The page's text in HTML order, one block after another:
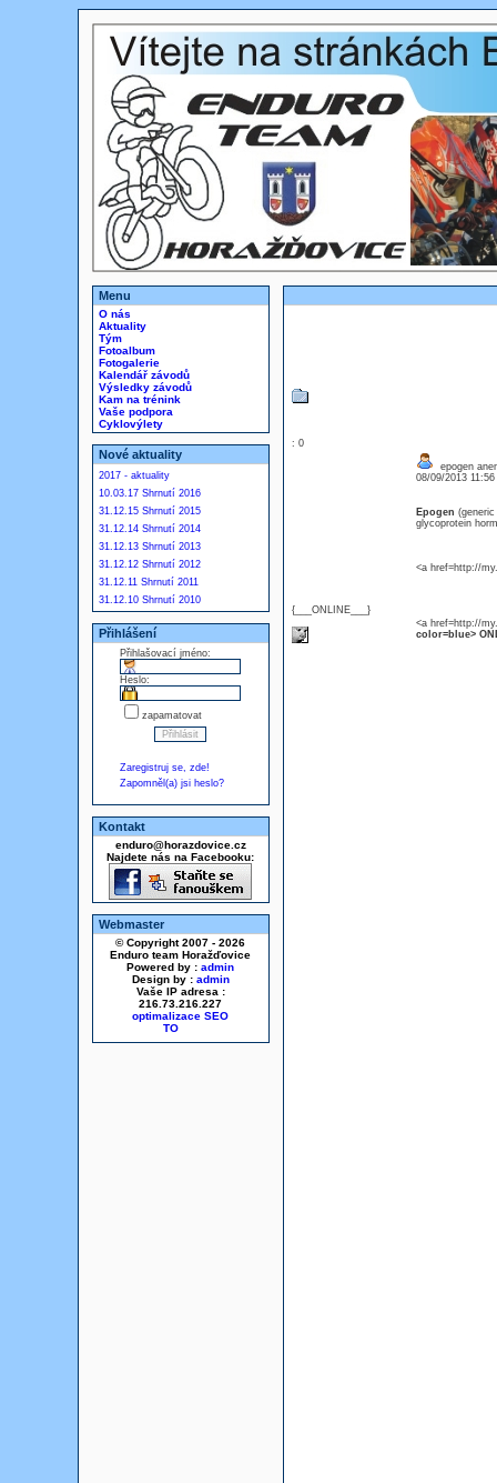
Menu
O nás
Aktuality
Tým
Fotoalbum
Fotogalerie
Kalendář závodů
Výsledky závodů
Kam na trénink
Vaše podpora
Cyklovýlety
Nové aktuality
2017 - aktuality
10.03.17 Shrnutí 2016
31.12.15 Shrnutí 2015
31.12.14 Shrnutí 2014
31.12.13 Shrnutí 2013
31.12.12 Shrnutí 2012
31.12.11 Shrnutí 2011
31.12.10 Shrnutí 2010
Přihlášení
Přihlašovací jméno:
Heslo:
zapamatovat
Zaregistruj se, zde!
Zapomněl(a) jsi heslo?
Kontakt
enduro@horazdovice.cz
Najdete nás na Facebooku:
Webmaster
© Copyright 2007 - 2026
Enduro team Horažďovice
Powered by : admin
Design by : admin
Vaše IP adresa :
216.73.216.227
optimalizace SEO
: 0
{___ONLINE___}
epogen
08/09/2013
Epogen
glycoprotein
<a href=http://
<a href=http://
color=blue>